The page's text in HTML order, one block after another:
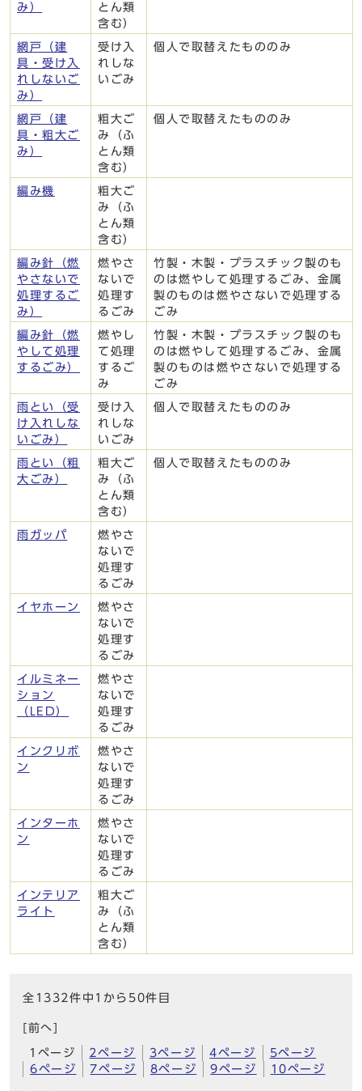
み）
とん類
含む）
網戸（建
具・受け入
れしないご
み）
受け入
れしな
いごみ
個人で取替えたもののみ
網戸（建
具・粗大ご
み）
粗大ご
み（ふ
とん類
含む）
個人で取替えたもののみ
編み機
粗大ご
み（ふ
とん類
含む）
編み針（燃
やさないで
処理するご
み）
燃やさ
ないで
処理す
るごみ
竹製・木製・プラスチック製のも
のは燃やして処理するごみ、金属
製のものは燃やさないで処理する
ごみ
編み針（燃
やして処理
するごみ）
燃やし
て処理
するご
み
竹製・木製・プラスチック製のも
のは燃やして処理するごみ、金属
製のものは燃やさないで処理する
ごみ
雨とい（受
け入れしな
いごみ）
受け入
れしな
いごみ
個人で取替えたもののみ
雨とい（粗
大ごみ）
粗大ご
み（ふ
とん類
含む）
個人で取替えたもののみ
雨ガッパ
燃やさ
ないで
処理す
るごみ
イヤホーン
燃やさ
ないで
処理す
るごみ
イルミネー
ション
（LED）
燃やさ
ないで
処理す
るごみ
インクリボ
ン
燃やさ
ないで
処理す
るごみ
インターホ
ン
燃やさ
ないで
処理す
るごみ
インテリア
ライト
粗大ご
み（ふ
とん類
含む）
全1332件中1から50件目
[前へ]
1ページ 2ページ 3ページ 4ページ
5ページ
6ページ
7ページ 8ページ 9ページ 10ページ